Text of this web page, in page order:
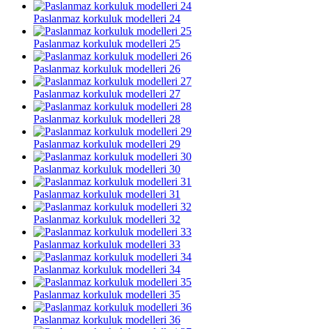
Paslanmaz korkuluk modelleri 24
Paslanmaz korkuluk modelleri 25
Paslanmaz korkuluk modelleri 26
Paslanmaz korkuluk modelleri 27
Paslanmaz korkuluk modelleri 28
Paslanmaz korkuluk modelleri 29
Paslanmaz korkuluk modelleri 30
Paslanmaz korkuluk modelleri 31
Paslanmaz korkuluk modelleri 32
Paslanmaz korkuluk modelleri 33
Paslanmaz korkuluk modelleri 34
Paslanmaz korkuluk modelleri 35
Paslanmaz korkuluk modelleri 36